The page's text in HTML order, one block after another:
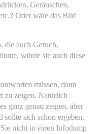
Geräuschen,
Oder wäre das Bild
die auch Geruch,
würde sie auch diese
müssen, dann
zu zeigen. Natürlich
ganz genau zeigen, aber
sollte sich schon ergeben.
nicht in einen Infodump